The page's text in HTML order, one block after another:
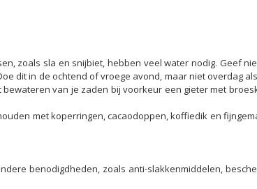
zoals sla en snijbiet, hebben veel water nodig. Geef
dit in de ochtend of vroege avond, maar niet overdag
van je zaden bij voorkeur een gieter met
met koperringen, cacaodoppen, koffiedik en
benodigdheden, zoals anti-slakkenmiddelen,